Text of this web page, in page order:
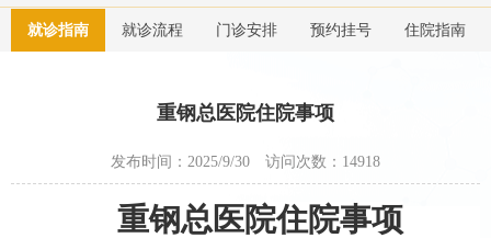
就诊指南 就诊流程 门诊安排 预约挂号 住院指南
重钢总医院住院事项
发布时间：2025/9/30 访问次数： 14918
重钢总医院住院事项